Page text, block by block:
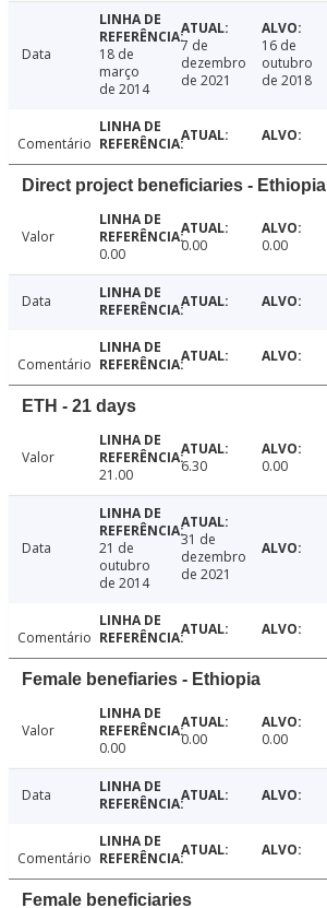
Data
18 de
março
de 2014
7 de
dezembro
de 2021
16 de
outubro
de 2018
Comentário
Direct project beneficiaries - Ethiopia
Valor
0.00
0.00 0.00
Data
Comentário
ETH - 21 days
Valor
21.00
6.30 0.00
Data
21 de
outubro
de 2014
31 de
dezembro
de 2021
Comentário
Female benefiaries - Ethiopia
Valor
0.00
0.00 0.00
Data
Comentário
Female beneficiaries